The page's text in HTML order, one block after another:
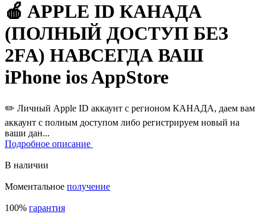
🍎 APPLE ID КАНАДА
(ПОЛНЫЙ ДОСТУП БЕЗ
2FA) НАВСЕГДА ВАШ
iPhone ios AppStore
✏️ Личный Apple ID аккаунт с регионом КАНАДА, даем вам
аккаунт с полным доступом либо регистрируем новый на
ваши дан...
Подробное описание
В наличии
Моментальное получение
100% гарантия